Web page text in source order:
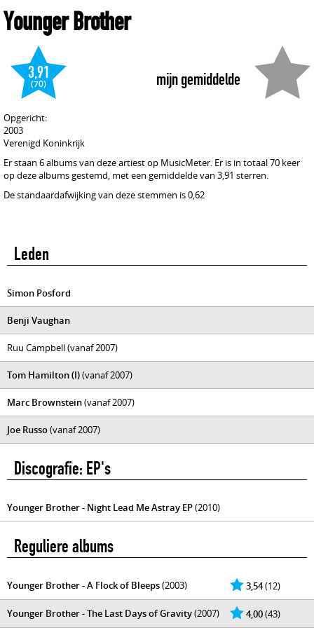
Younger Brother
mijn gemiddelde
3,91
(70)
Opgericht:
2003
Verenigd Koninkrijk
Er staan 6 albums van deze artiest op MusicMeter. Er is in totaal 70 keer
op deze albums gestemd, met een gemiddelde van 3,91 sterren.
De standaardafwijking van deze stemmen is 0,62
Leden
Simon Posford
Benji Vaughan
Ruu Campbell (vanaf 2007)
Tom Hamilton (I)(vanaf 2007)
Marc Brownstein(vanaf 2007)
Joe Russo(vanaf 2007)
Discografie: EP's
Younger Brother - Night Lead Me Astray EP(2010)
Reguliere albums
3,54(12)
Younger Brother - A Flock of Bleeps(2003)
4,00(43)
Younger Brother - The Last Days of Gravity(2007)